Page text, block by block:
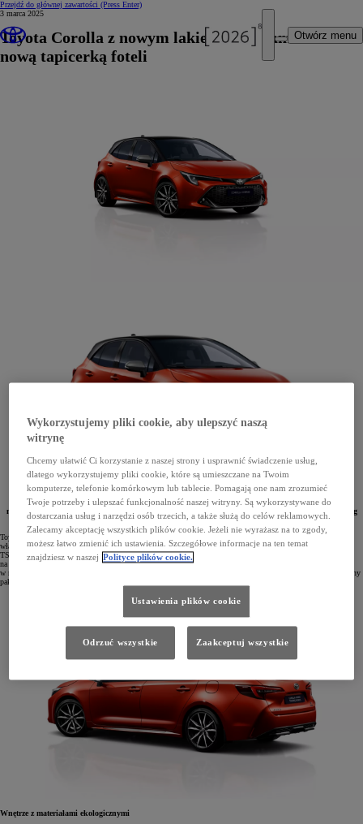
Przejdź do głównej zawartości (Press Enter)
Otwórz menu
3 marca 2025
Toyota Corolla z nowym lakierem, felgami oraz
nową tapicerką foteli
W salonach Toyoty ruszyły zamówienia na Corollę z roku produkcji 2025. Najchętniej wybierany
model na polskim rynku jest teraz dostępny z nowym lakierem Volcano Orange, nowym wzorem felg
oraz nową tapicerką foteli.
Toyota Corolla jest najpopularniejszym samochodem w Polsce, a jej wersja z rocznika 2025 zadebiutowała
właśnie w salonach sprzedaży. Klienci mają do wyboru trzy warianty nadwozia – Hatchback, Sedan oraz
TS Kombi. Wszystkie wyposażono w oszczędne i efektywne układy hybrydowe piątej generacji z napędem
na przednie koła: 1.8 Hybrid o mocy 140 KM lub 2.0 Hybrid o mocy 178 KM. Całą gamę wyposażono
w najnowocześniejsze systemy bezpieczeństwa i wsparcia kierowcy Toyota T-MATE obejmujące zaawansowany
pakiet Toyota Safety Sense najnowszej generacji.
Wnętrze z materiałami ekologicznymi
Wykorzystujemy pliki cookie, aby ulepszyć naszą
witrynę
Chcemy ułatwić Ci korzystanie z naszej strony i usprawnić świadczenie usług,
dlatego wykorzystujemy pliki cookie, które są umieszczane na Twoim
komputerze, telefonie komórkowym lub tablecie. Pomagają one nam zrozumieć
Twoje potrzeby i ulepszać funkcjonalność naszej witryny. Są wykorzystywane do
dostarczania usług i narzędzi osób trzecich, a także służą do celów reklamowych.
Zalecamy akceptację wszystkich plików cookie. Jeżeli nie wyrażasz na to zgody,
możesz łatwo zmienić ich ustawienia. Szczegółowe informacje na ten temat
znajdziesz w naszej Polityce plików cookie.
Ustawienia plików cookie
Odrzuć wszystkie Zaakceptuj wszystkie